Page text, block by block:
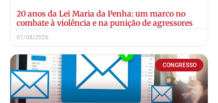
20 anos da Lei Maria da Penha: um marco no
combate à violência e na punição de agressores
07/08/2026
CONGRESSO